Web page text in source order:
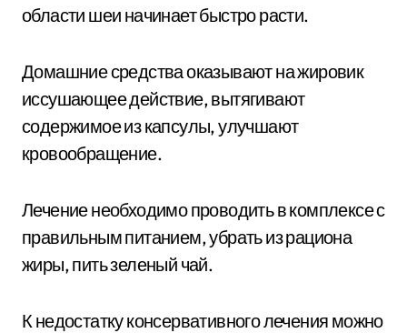
области шеи начинает быстро расти.
Домашние средства оказывают на жировик
иссушающее действие, вытягивают
содержимое из капсулы, улучшают
кровообращение.
Лечение необходимо проводить в комплексе с
правильным питанием, убрать из рациона
жиры, пить зеленый чай.
К недостатку консервативного лечения можно